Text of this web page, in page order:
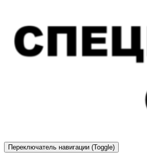
содержимому
Переключатель навигации (Toggle)